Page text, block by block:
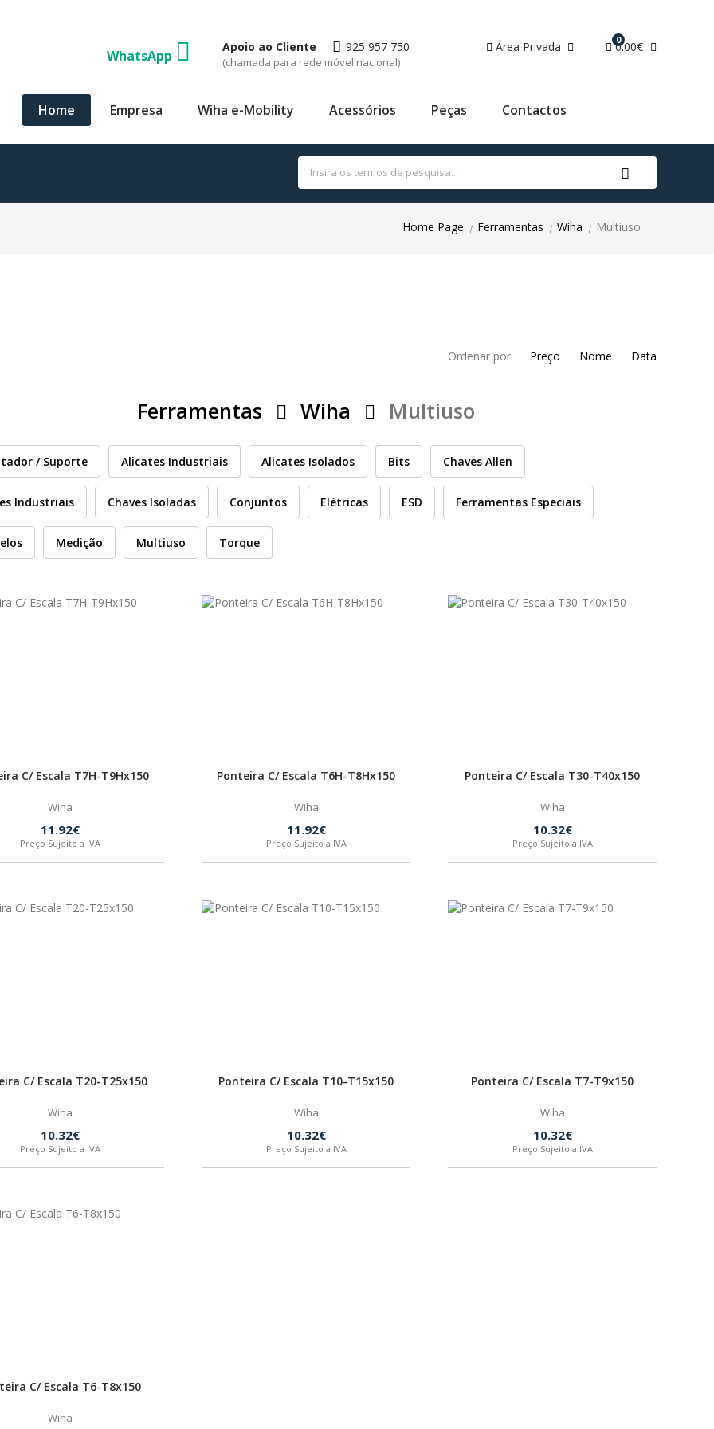
WhatsApp
Apoio ao Cliente 925 957 750
(chamada para rede móvel nacional)
Área Privada 0
0.00€
Home Empresa Wiha e-Mobility Acessórios Peças Contactos
Home Page | Ferramentas | Wiha | Multiuso
Ordenar por Preço Nome Data
Ferramentas Wiha Multiuso
/ Suporte Alicates Industriais Alicates Isolados Bits Chaves Allen
Industriais Chaves Isoladas Conjuntos Elétricas ESD Ferramentas Especiais
Medição Multiuso Torque
C/ Escala T7H-T9Hx150
Wiha
11.92€
Preço Sujeito a IVA
Ponteira C/ Escala T6H-T8Hx150
Wiha
11.92€
Preço Sujeito a IVA
Ponteira C/ Escala T30-T40x150
Wiha
10.32€
Preço Sujeito a IVA
C/ Escala T20-T25x150
Wiha
10.32€
Preço Sujeito a IVA
Ponteira C/ Escala T10-T15x150
Wiha
10.32€
Preço Sujeito a IVA
Ponteira C/ Escala T7-T9x150
Wiha
10.32€
Preço Sujeito a IVA
C/ Escala T6-T8x150
Wiha